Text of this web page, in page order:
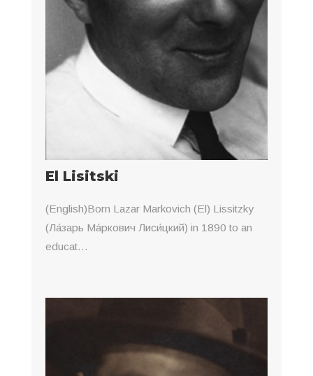
El Lisitski
(English)Born Lazar Markovich (El) Lissitzky
(Ла́зарь Ма́ркович Лиси́цкий) in 1890 to an
educat...